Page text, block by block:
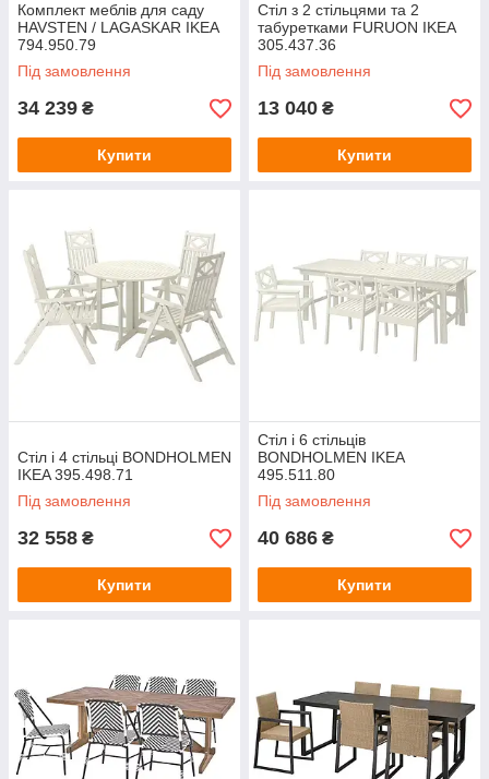
Комплект меблів для саду
HAVSTEN / LAGASKAR IKEA
794.950.79
Під замовлення
34 239 ₴
Купити
Стіл з 2 стільцями та 2
табуретками FURUON IKEA
305.437.36
Під замовлення
13 040 ₴
Купити
Стіл і 4 стільці BONDHOLMEN
IKEA 395.498.71
Під замовлення
32 558 ₴
Купити
Стіл і 6 стільців
BONDHOLMEN IKEA
495.511.80
Під замовлення
40 686 ₴
Купити